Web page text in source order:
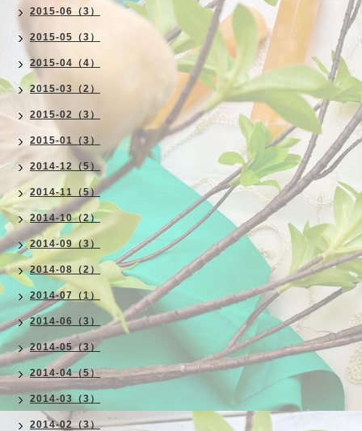
2015-06（3）
2015-05（3）
2015-04（4）
2015-03（2）
2015-02（3）
2015-01（3）
2014-12（5）
2014-11（5）
2014-10（2）
2014-09（3）
2014-08（2）
2014-07（1）
2014-06（3）
2014-05（3）
2014-04（5）
2014-03（3）
2014-02（3）